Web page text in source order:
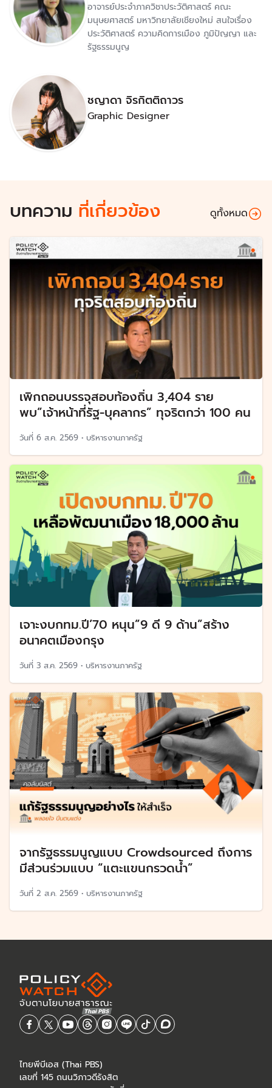
อาจารย์ประจำภาควิชาประวัติศาสตร์ คณะ
มนุษยศาสตร์ มหาวิทยาลัยเชียงใหม่ สนใจเรื่อง
ประวัติศาสตร์ ความคิดการเมือง ภูมิปัญญา และ
รัฐธรรมนูญ
ชญาดา จิรกิตติถาวร
Graphic Designer
บทความ ที่เกี่ยวข้อง ดูทั้งหมด
เพิกถอนบรรจุสอบท้องถิ่น 3,404 ราย
พบ”เจ้าหน้าที่รัฐ-บุคลากร” ทุจริตกว่า 100 คน
วันที่ 6 ส.ค. 2569 • บริหารงานภาครัฐ
เจาะงบกทม.ปี’70 หนุน”9 ดี 9 ด้าน”สร้าง
อนาคตเมืองกรุง
วันที่ 3 ส.ค. 2569 • บริหารงานภาครัฐ
จากรัฐธรรมนูญแบบ Crowdsourced ถึงการ
มีส่วนร่วมแบบ “แตะแขนกรวดน้ำ”
วันที่ 2 ส.ค. 2569 • บริหารงานภาครัฐ
ไทยพีบีเอส (Thai PBS)
เลขที่ 145 ถนนวิภาวดีรังสิต